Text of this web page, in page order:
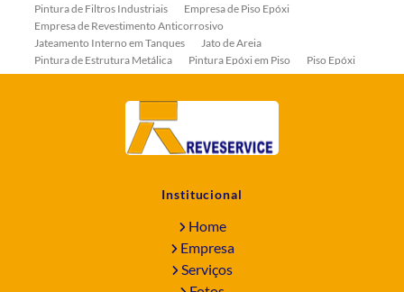
Pintura de Filtros Industriais
Empresa de Piso Epóxi
Empresa de Revestimento Anticorrosivo
Jateamento Interno em Tanques
Jato de Areia
Pintura de Estrutura Metálica
Pintura Epóxi em Piso
Piso Epóxi
Piso Epóxi Autonivelante
Revestimento E-coat em Serpentinas
Revestimentos Anticorrosivos em Tanques
Revestimentos Anticorrosivos em Trocadores de Calor
Revestimentos em Tanques
Revestimentos Fenólicos
Empresa Jateamento Abrasivo
Jateamento Abrasivo
Jateamento Abrasivo em Bombas
Jateamento Abrasivo Industrial
Jateamento com Granalha de Aço
Jateamento com Microesfera de Vidro
Institucional
Home
Empresa
Serviços